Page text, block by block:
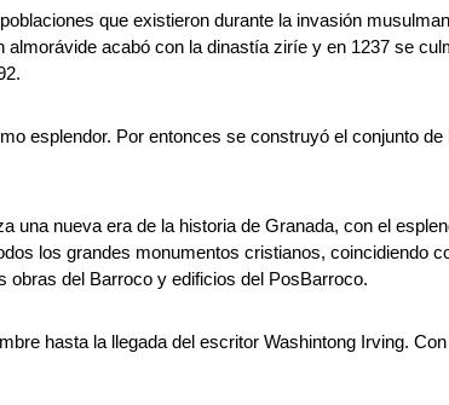
que existieron durante la invasión
acabó con la dinastía ziríe y en 1237 se
esplendor. Por entonces se construyó el conjunto de
nueva era de la historia de Granada, con el
los grandes monumentos cristianos, coincidiendo
obras del Barroco y edificios del PosBarroco.
hasta la llegada del escritor Washintong Irving.